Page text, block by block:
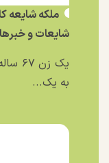
شایعات و
یک
به یک...